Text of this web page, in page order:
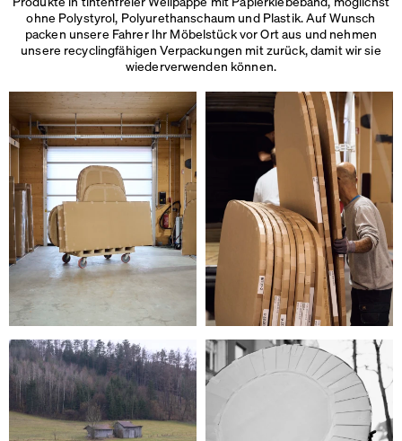
ohne Polystyrol, Polyurethanschaum und Plastik. Auf Wunsch
packen unsere Fahrer Ihr Möbelstück vor Ort aus und nehmen
unsere recyclingfähigen Verpackungen mit zurück, damit wir sie
wiederverwenden können.